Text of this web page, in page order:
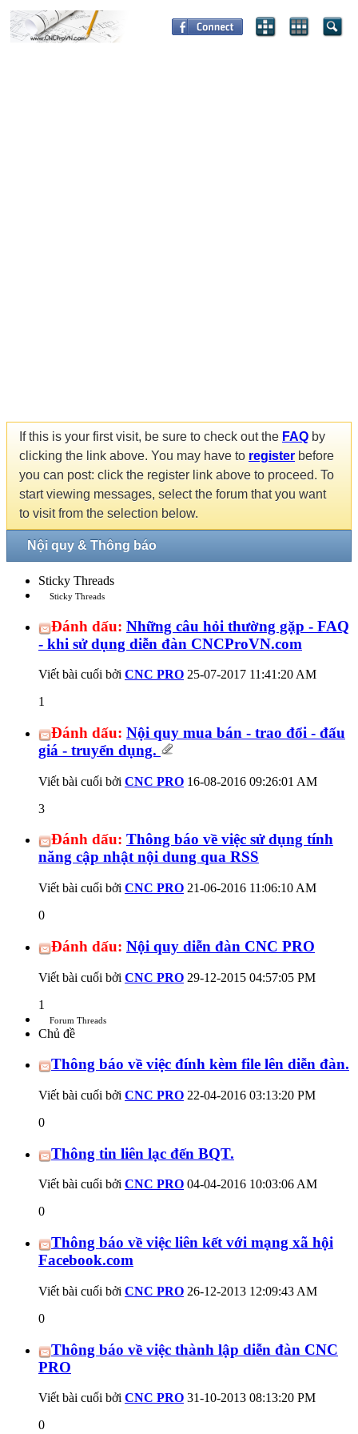
If this is your first visit, be sure to check out the FAQ by
clicking the link above. You may have to register before
you can post: click the register link above to proceed. To
start viewing messages, select the forum that you want
to visit from the selection below.
Nội quy & Thông báo
Sticky Threads
Sticky Threads
Đánh dấu: Những câu hỏi thường gặp - FAQ
- khi sử dụng diễn đàn CNCProVN.com
Viết bài cuối bởi CNC PRO 25-07-2017 11:41:20 AM
1
Đánh dấu: Nội quy mua bán - trao đổi - đấu
giá - truyển dụng.
Viết bài cuối bởi CNC PRO 16-08-2016 09:26:01 AM
3
Đánh dấu: Thông báo về việc sử dụng tính
năng cập nhật nội dung qua RSS
Viết bài cuối bởi CNC PRO 21-06-2016 11:06:10 AM
0
Đánh dấu: Nội quy diễn đàn CNC PRO
Viết bài cuối bởi CNC PRO 29-12-2015 04:57:05 PM
1
Forum Threads
Chủ đề
Thông báo về việc đính kèm file lên diễn đàn.
Viết bài cuối bởi CNC PRO 22-04-2016 03:13:20 PM
0
Thông tin liên lạc đến BQT.
Viết bài cuối bởi CNC PRO 04-04-2016 10:03:06 AM
0
Thông báo về việc liên kết với mạng xã hội
Facebook.com
Viết bài cuối bởi CNC PRO 26-12-2013 12:09:43 AM
0
Thông báo về việc thành lập diễn đàn CNC
PRO
Viết bài cuối bởi CNC PRO 31-10-2013 08:13:20 PM
0